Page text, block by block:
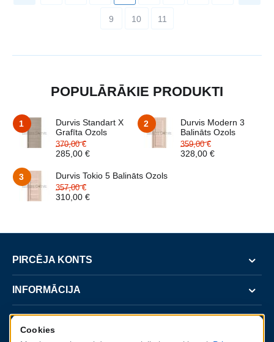
9 10 11
POPULĀRĀKIE PRODUKTI
1
Durvis Standart X
Grafīta Ozols
370,00 €
285,00 €
2
Durvis Modern 3
Balināts Ozols
359,00 €
328,00 €
3 Durvis Tokio 5 Balināts Ozols
357,00 €
310,00 €
PIRCĒJA KONTS
INFORMĀCIJA
SERVISS
Cookies